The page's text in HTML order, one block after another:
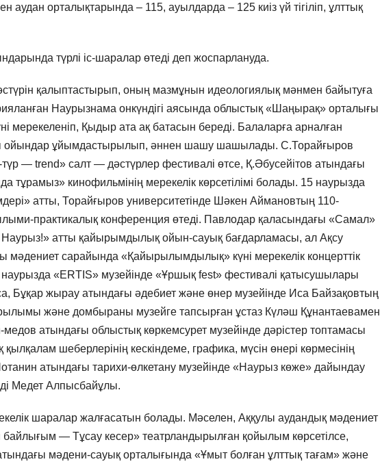
орталықтарында – 115, ауылдарда – 125 киіз үй тігіліп, ұлттық
түрлі іс-шаралар өтеді деп жоспарлануда.
қалыптастырып, оның мазмұнын идеологиялық мәнмен байытуға
Наурызнама онкүндігі аясында облыстық «Шаңырақ» орталығы
мерекеленіп, Қыдыр ата ақ батасын береді. Балаларға арналған
ойындар ұйымдастырылып, әннен шашу шашылады. С.Торайғыров
— trend» салт — дәстүрлер фестивалі өтсе, Қ.Әбусейітов атындағы
тұрамыз» кинофильмінің мерекелік көрсетілімі болады. 15 наурызда
атты, Торайғыров университетінде Шәкен Аймановтың 110-
практикалық конференция өтеді. Павлодар қаласындағы «Самал»
атты қайырымдылық ойын-сауық бағдарламасы, ал Ақсу
сарайында «Қайырылымдылық» күні мерекелік концерттік
«ERTIS» музейінде «Ұршық fest» фестивалі қатысушылары
Бұқар жырау атындағы әдебиет және өнер музейінде Иса Байзақовтың
және домбыраны музейге тапсырған ұстаз Күләш Құнантаевамен
атындағы облыстық көркемсурет музейінде дәрістер топтамасы
шеберлерінің кескіндеме, графика, мүсін өнері көрмесінің
атындағы тарихи-өлкетану музейінде «Наурыз көже» дайындау
Медет Алпысбайұлы.
шаралар жалғасатын болады. Мәселен, Аққулы аудандық мәдениет
— Тұсау кесер» театрландырылған қойылым көрсетілсе,
мәдени-сауық орталығында «Ұмыт болған ұлттық тағам» және